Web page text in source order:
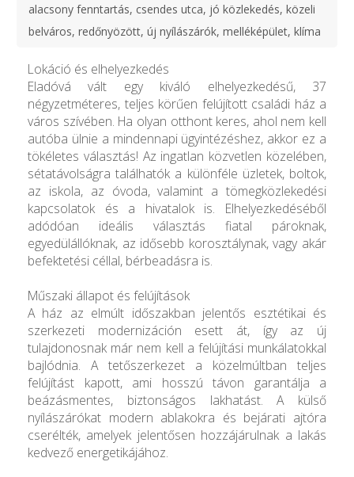
alacsony fenntartás, csendes utca, jó közlekedés, közeli
belváros, redőnyözött, új nyílászárók, melléképület, klíma
Lokáció és elhelyezkedés
Eladóvá vált egy kiváló elhelyezkedésű, 37
négyzetméteres, teljes körűen felújított családi ház a
város szívében. Ha olyan otthont keres, ahol nem kell
autóba ülnie a mindennapi ügyintézéshez, akkor ez a
tökéletes választás! Az ingatlan közvetlen közelében,
sétatávolságra találhatók a különféle üzletek, boltok,
az iskola, az óvoda, valamint a tömegközlekedési
kapcsolatok és a hivatalok is. Elhelyezkedéséből
adódóan ideális választás fiatal pároknak,
egyedülállóknak, az idősebb korosztálynak, vagy akár
befektetési céllal, bérbeadásra is.
Műszaki állapot és felújítások
A ház az elmúlt időszakban jelentős esztétikai és
szerkezeti modernizáción esett át, így az új
tulajdonosnak már nem kell a felújítási munkálatokkal
bajlódnia. A tetőszerkezet a közelmúltban teljes
felújítást kapott, ami hosszú távon garantálja a
beázásmentes, biztonságos lakhatást. A külső
nyílászárókat modern ablakokra és bejárati ajtóra
cserélték, amelyek jelentősen hozzájárulnak a lakás
kedvező energetikájához.